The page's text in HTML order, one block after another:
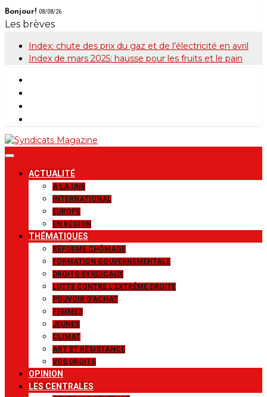
Skip
to
Bonjour! 08/08/26
Les brèves
Index: chute des prix du gaz et de l’électricité en avril
Index de mars 2025: hausse pour les fruits et le pain
Syndicats
Magazine
Le magazine de la FGTB
ACTUALITÉ
A LA UNE
INTERNATIONAL
EUROPE
EN RÉGION
THÉMATIQUES
RÉFORME CHÔMAGE
FORMATION GOUVERNEMENTALE
DROITS SYNDICAUX
LUTTE CONTRE L’EXTRÊME DROITE
POUVOIR D’ACHAT
FEMMES
JEUNES
CLIMAT
ART ET RÉSISTANCE
VOS DROITS
OPINION
LES CENTRALES